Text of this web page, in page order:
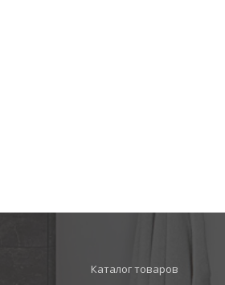
Каталог товаров